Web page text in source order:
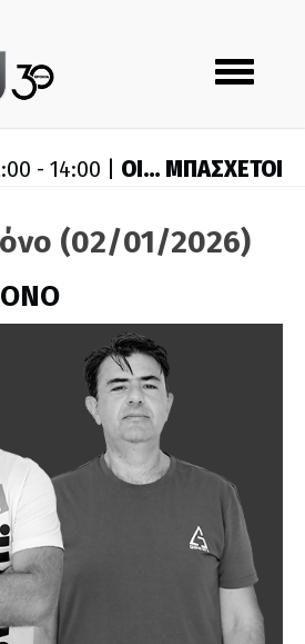
Toggle
navigation
- 14:00 | ΟΙ… ΜΠΑΣΧΕΤΟΙ
(02/01/2026)